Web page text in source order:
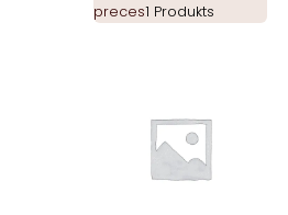
preces1 Produkts